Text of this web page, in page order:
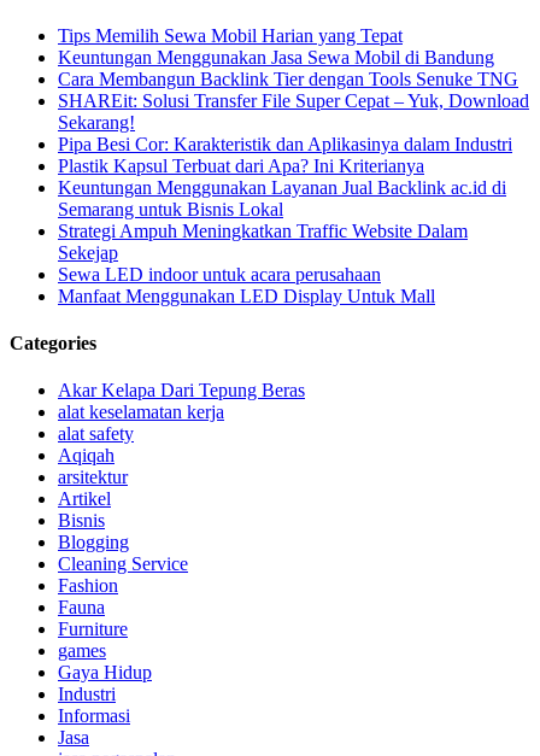
Tips Memilih Sewa Mobil Harian yang Tepat
Keuntungan Menggunakan Jasa Sewa Mobil di Bandung
Cara Membangun Backlink Tier dengan Tools Senuke TNG
SHAREit: Solusi Transfer File Super Cepat – Yuk, Download
Sekarang!
Pipa Besi Cor: Karakteristik dan Aplikasinya dalam Industri
Plastik Kapsul Terbuat dari Apa? Ini Kriterianya
Keuntungan Menggunakan Layanan Jual Backlink ac.id di
Semarang untuk Bisnis Lokal
Strategi Ampuh Meningkatkan Traffic Website Dalam
Sekejap
Sewa LED indoor untuk acara perusahaan
Manfaat Menggunakan LED Display Untuk Mall
Categories
Akar Kelapa Dari Tepung Beras
alat keselamatan kerja
alat safety
Aqiqah
arsitektur
Artikel
Bisnis
Blogging
Cleaning Service
Fashion
Fauna
Furniture
games
Gaya Hidup
Industri
Informasi
Jasa